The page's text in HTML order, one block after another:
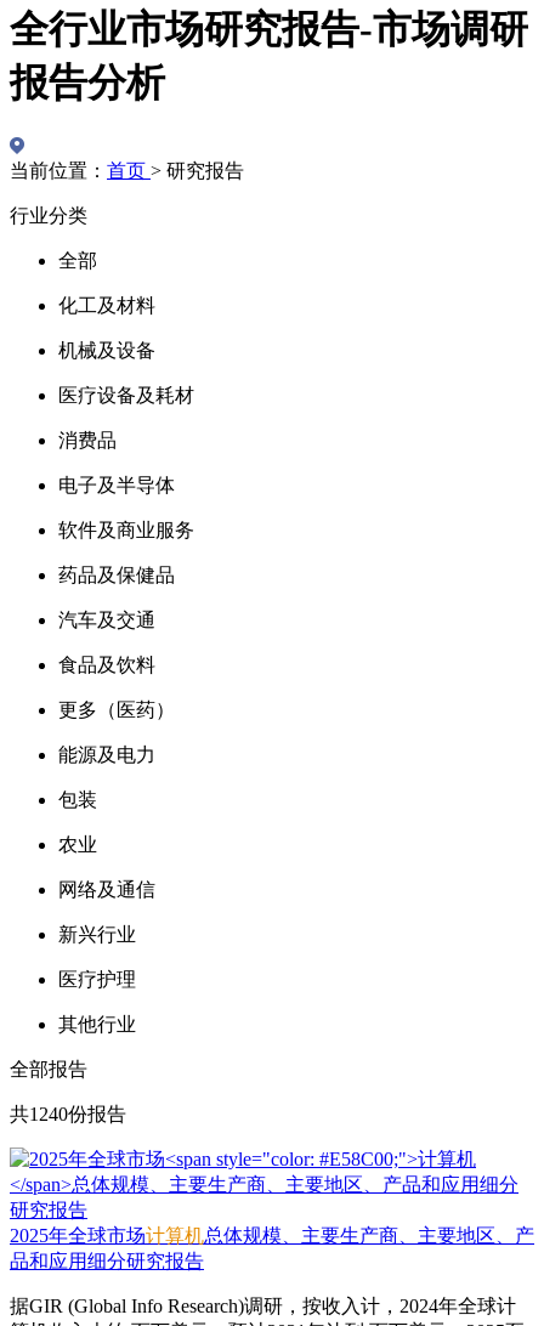
全行业市场研究报告-市场调研
报告分析
当前位置： 首页 > 研究报告
行业分类
全部
化工及材料
机械及设备
医疗设备及耗材
消费品
电子及半导体
软件及商业服务
药品及保健品
汽车及交通
食品及饮料
更多（医药）
能源及电力
包装
农业
网络及通信
新兴行业
医疗护理
其他行业
全部报告
共1240份报告
2025年全球市场计算机总体规模、主要生产商、主要地区、产
品和应用细分研究报告
据GIR (Global Info Research)调研，按收入计，2024年全球计